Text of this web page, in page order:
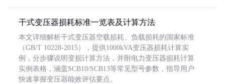
干式变压器损耗标准一览表及计算方法
本文详细解析干式变压器空载损耗、负载损耗的国家标准
（GB/T 10228-2015），提供1000kVA变压器损耗计算实
例，分步骤说明变损计算方法，并附电力变压器损耗计算
实例表格，涵盖SCB10/SCB13等常见型号参数，指导用户
快速掌握变压器能效评估要点。